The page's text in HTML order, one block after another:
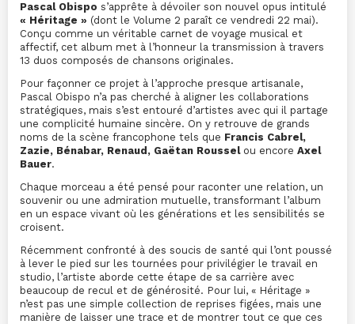
Pascal Obispo s’apprête à dévoiler son nouvel opus intitulé
« Héritage » (dont le Volume 2 paraît ce vendredi 22 mai).
Conçu comme un véritable carnet de voyage musical et
affectif, cet album met à l’honneur la transmission à travers
13 duos composés de chansons originales.
Pour façonner ce projet à l’approche presque artisanale,
Pascal Obispo n’a pas cherché à aligner les collaborations
stratégiques, mais s’est entouré d’artistes avec qui il partage
une complicité humaine sincère. On y retrouve de grands
noms de la scène francophone tels que Francis Cabrel,
Zazie, Bénabar, Renaud, Gaëtan Rousselou encore Axel
Bauer.
Chaque morceau a été pensé pour raconter une relation, un
souvenir ou une admiration mutuelle, transformant l’album
en un espace vivant où les générations et les sensibilités se
croisent.
Récemment confronté à des soucis de santé qui l’ont poussé
à lever le pied sur les tournées pour privilégier le travail en
studio, l’artiste aborde cette étape de sa carrière avec
beaucoup de recul et de générosité. Pour lui, « Héritage »
n’est pas une simple collection de reprises figées, mais une
manière de laisser une trace et de montrer tout ce que ces